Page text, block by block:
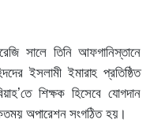
সালে তিনি আফগানিস্তানে
ইসলামী ইমারাহ প্রতিষ্ঠিত
শিক্ষক হিসেবে যোগদান
অপারেশন সংগঠিত হয়।